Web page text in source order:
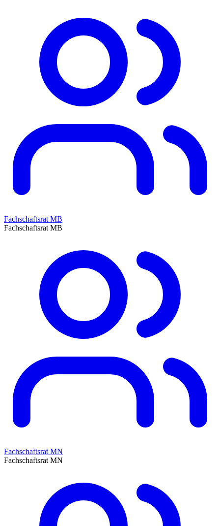
Fachschaftsrat MB
Fachschaftsrat MB
Fachschaftsrat MN
Fachschaftsrat MN